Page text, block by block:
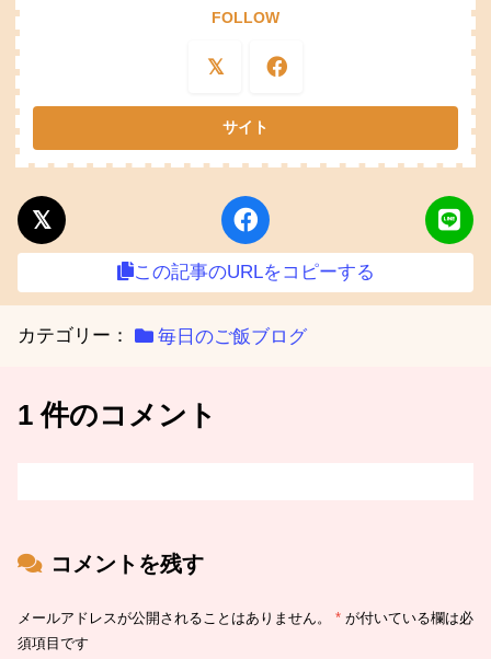
FOLLOW
この記事のURLをコピーする
カテゴリー： 毎日のご飯ブログ
1 件のコメント
コメントを残す
メールアドレスが公開されることはありません。 * が付いている欄は必
須項目です